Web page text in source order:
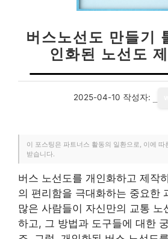
버스노선도 만들기
인화된 노선도
2025-04-10 작성자:
이 포스팅은 파트너스 활동의 일환으로, 이에 따
받습니다.
버스 노선도를 개인화하고 제작
의 편리함을 극대화하는 중요한
많은 사람들이 자신만의 교통 노
하고, 그 방법과 도구들에 대한